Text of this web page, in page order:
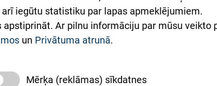
Східної лікарні
з Україною
iegūtu statistiku par lapas apmeklējumiem.
Ar pilnu informāciju par mūsu veikto
un Privātuma atrunā.
Mērķa (reklāmas) sīkdatnes